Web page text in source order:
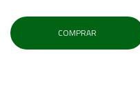
COMPRAR